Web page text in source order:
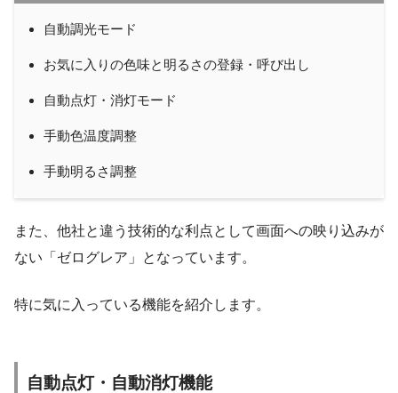
自動調光モード
お気に入りの色味と明るさの登録・呼び出し
自動点灯・消灯モード
手動色温度調整
手動明るさ調整
また、他社と違う技術的な利点として画面への映り込みが
ない「ゼログレア」となっています。
特に気に入っている機能を紹介します。
自動点灯・自動消灯機能